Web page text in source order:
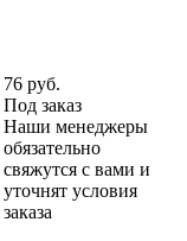
76 руб.
Под заказ
Наши менеджеры
обязательно
свяжутся с вами и
уточнят условия
заказа